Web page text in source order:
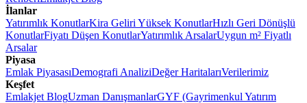
İlanlar
Yatırımlık KonutlarKira Geliri Yüksek KonutlarHızlı Geri Dönüşlü
KonutlarFiyatı Düşen KonutlarYatırımlık ArsalarUygun m² Fiyatlı
Arsalar
Piyasa
Emlak PiyasasıDemografi AnaliziDeğer HaritalarıVerilerimiz
Keşfet
Emlakjet BlogUzman DanışmanlarGYF (Gayrimenkul Yatırım